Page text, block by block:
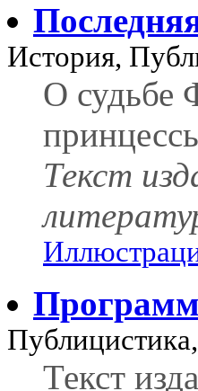
История,
О судьбе
Текст
Текст